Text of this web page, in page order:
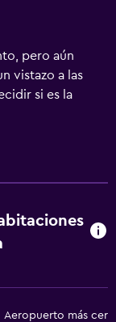
pero aún
vistazo a las
si es la
Aeropuerto más